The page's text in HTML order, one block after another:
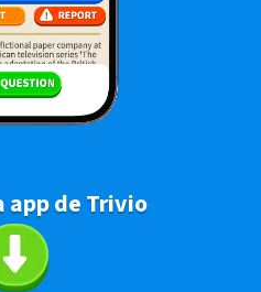
app de Trivio